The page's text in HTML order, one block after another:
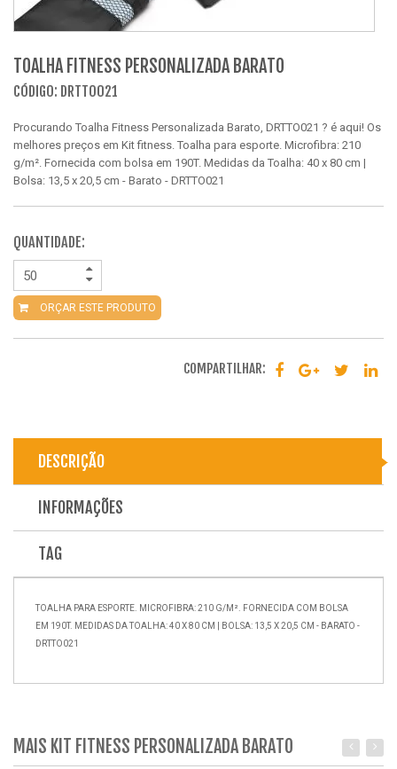
TOALHA FITNESS PERSONALIZADA BARATO
CÓDIGO: DRTTO021
Procurando Toalha Fitness Personalizada Barato, DRTTO021 ? é aqui! Os
melhores preços em Kit fitness. Toalha para esporte. Microfibra: 210
g/m². Fornecida com bolsa em 190T. Medidas da Toalha: 40 x 80 cm |
Bolsa: 13,5 x 20,5 cm - Barato - DRTTO021
QUANTIDADE:
ORÇAR ESTE PRODUTO
COMPARTILHAR:
DESCRIÇÃO
INFORMAÇÕES
TAG
TOALHA PARA ESPORTE. MICROFIBRA: 210 G/M². FORNECIDA COM BOLSA
EM 190T. MEDIDAS DA TOALHA: 40 X 80 CM | BOLSA: 13,5 X 20,5 CM - BARATO -
DRTTO021
MAIS KIT FITNESS PERSONALIZADA BARATO